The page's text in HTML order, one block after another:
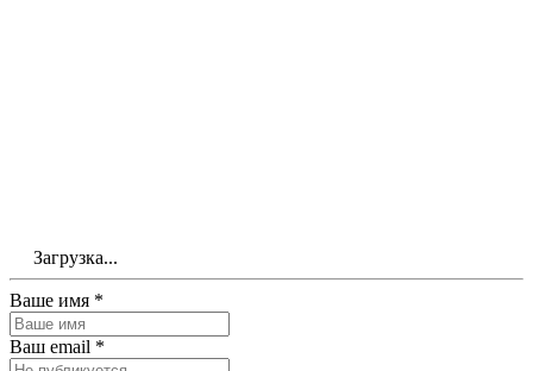
Загрузка...
Ваше имя *
Ваш email *